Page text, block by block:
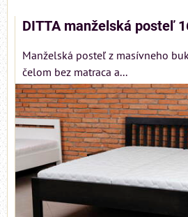
DITTA manželská posteľ
Manželská posteľ z masívneho
čelom bez matraca a...